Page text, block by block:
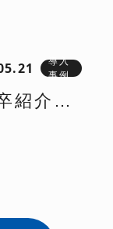
導入
事例
紹介サ